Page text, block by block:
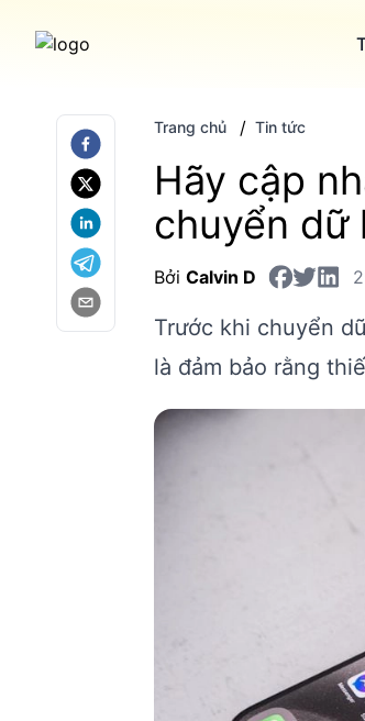
Trang chủ / Tin tức
Hãy cập
chuyển dữ
Bởi Calvin D
Trước khi chuyển
là đảm bảo rằng